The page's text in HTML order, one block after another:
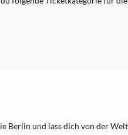
Berlin und lass dich von der